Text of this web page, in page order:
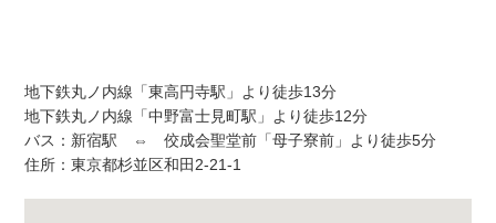
地下鉄丸ノ内線「東高円寺駅」より徒歩13分
地下鉄丸ノ内線「中野富士見町駅」より徒歩12分
バス：新宿駅 ⇔ 佼成会聖堂前「母子寮前」より徒歩5分
住所：東京都杉並区和田2-21-1